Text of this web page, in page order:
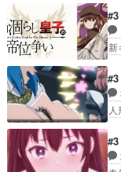
に
戦
に
由
ィ
し
逃
恋
教
る
る
を
魔
然
こ
効
の